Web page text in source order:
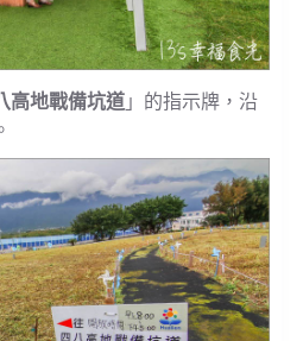
高地戰備坑道 」的指示牌，沿